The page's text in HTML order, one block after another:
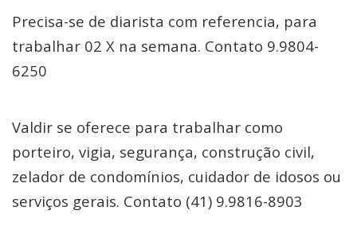
Precisa-se de diarista com referencia, para
trabalhar 02 X na semana. Contato 9.9804-
6250
Valdir se oferece para trabalhar como
porteiro, vigia, segurança, construção civil,
zelador de condomínios, cuidador de idosos ou
serviços gerais. Contato (41) 9.9816-8903